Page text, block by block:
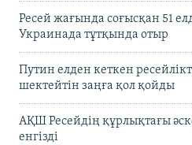
Ресей жағында соғысқан 51
Украинада тұтқында отыр
Путин елден кеткен
шектейтін заңға қол қойды
АҚШ Ресейдің құрлықтағы
енгізді